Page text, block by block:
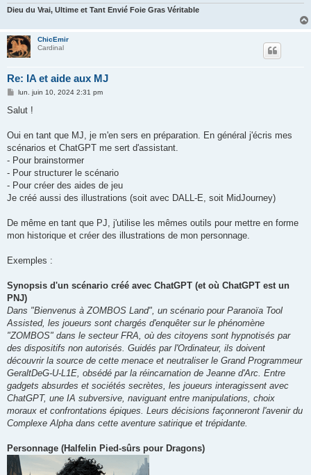
Dieu du Vrai, Ultime et Tant Envié Foie Gras Véritable
ChicEmir
Cardinal
Re: IA et aide aux MJ
M
s
g
lun. juin 10, 2024 2:31 pm
Salut !
Oui en tant que MJ, je m'en sers en préparation. En général j'écris mes
scénarios et ChatGPT me sert d'assistant.
- Pour brainstormer
- Pour structurer le scénario
- Pour créer des aides de jeu
Je créé aussi des illustrations (soit avec DALL-E, soit MidJourney)
De même en tant que PJ, j'utilise les mêmes outils pour mettre en forme
mon historique et créer des illustrations de mon personnage.
Exemples :
Synopsis d'un scénario créé avec ChatGPT (et où ChatGPT est un
PNJ)
Dans "Bienvenus à ZOMBOS Land", un scénario pour Paranoïa Tool
Assisted, les joueurs sont chargés d'enquêter sur le phénomène
"ZOMBOS" dans le secteur FRA, où des citoyens sont hypnotisés par
des dispositifs non autorisés. Guidés par l'Ordinateur, ils doivent
découvrir la source de cette menace et neutraliser le Grand Programmeur
GeraltDeG-U-L1E, obsédé par la réincarnation de Jeanne d'Arc. Entre
gadgets absurdes et sociétés secrètes, les joueurs interagissent avec
ChatGPT, une IA subversive, naviguant entre manipulations, choix
moraux et confrontations épiques. Leurs décisions façonneront l'avenir du
Complexe Alpha dans cette aventure satirique et trépidante.
Personnage (Halfelin Pied-sûrs pour Dragons)